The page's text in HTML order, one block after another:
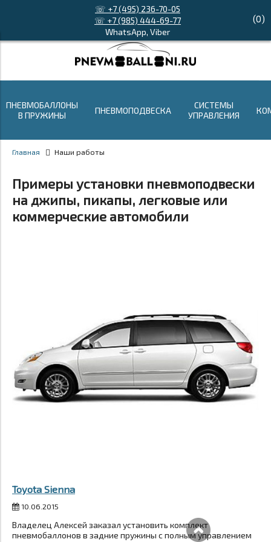
☏ +7 (495) 236-70-05
☏ +7 (985) 444-69-77
WhatsApp, Viber
(0)
ПНЕВМОБАЛЛОНЫ
В ПРУЖИНЫ
ПНЕВМОПОДВЕСКА
СИСТЕМЫ
УПРАВЛЕНИЯ
Главная Наши работы
Примеры установки пневмоподвески
на джипы, пикапы, легковые или
коммерческие автомобили
Toyota Sienna
10.06.2015
Владелец Алексей заказал установить комплект
пневмобаллонов в задние пружины с полным управлением